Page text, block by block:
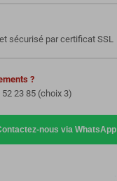
sécurisé par certificat SSL
?
23 85 (choix 3)
nous via WhatsApp